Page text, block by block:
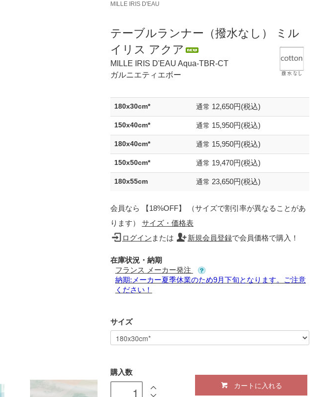
MILLE IRIS D'EAU
テーブルランナー（撥水なし） ミル
イリス アクア
MILLE IRIS D'EAU Aqua-TBR-CT
ガルニエティエボー
180x30cm* 通常 12,650円(税込)
150x40cm* 通常 15,950円(税込)
180x40cm* 通常 15,950円(税込)
150x50cm* 通常 19,470円(税込)
180x55cm 通常 23,650円(税込)
会員なら 【18%OFF】 （サイズで割引率が異なることがあ
ります） サイズ・価格表
ログイン または 新規会員登録で会員価格で購入！
在庫状況・納期
フランス メーカー発注
納期:メーカー夏季休業のため9月下旬となります。ご注意
ください！
サイズ
購入数
カートに入れる